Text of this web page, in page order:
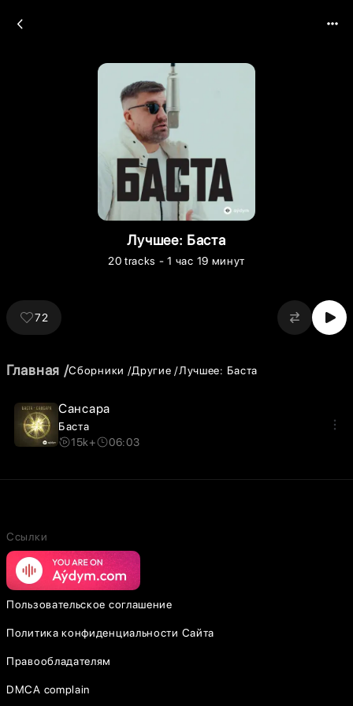
Лучшее: Баста
20 tracks - 1 час 19 минут
72
Главная Сборники Другие Лучшее: Баста
Сансара
Баста
15k+
06:03
Ссылки
Пользовательское соглашение
Политика конфиденциальности Сайта
Правообладателям
DMCA complain